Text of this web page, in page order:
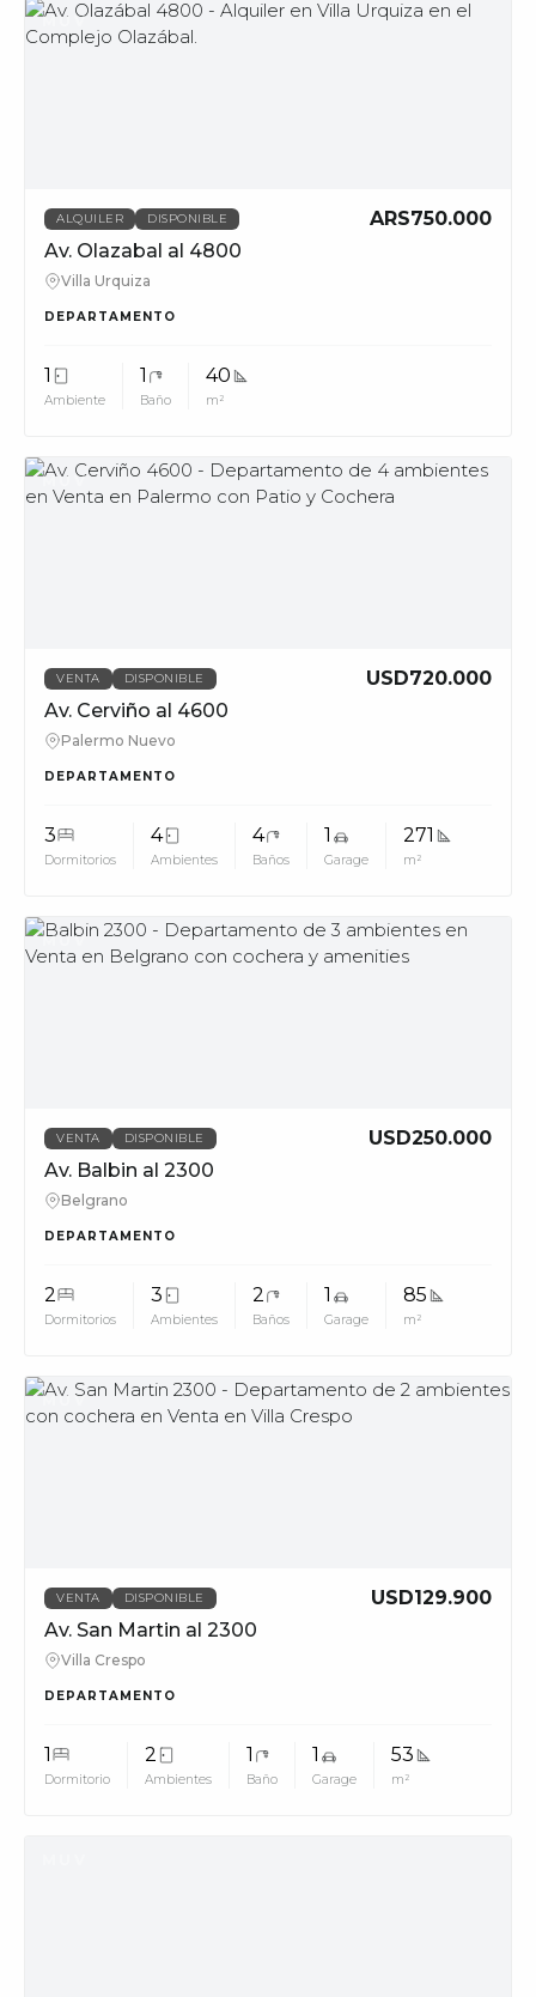
MUV
ALQUILER DISPONIBLE
ARS750.000
Av. Olazabal al 4800
Villa Urquiza
DEPARTAMENTO
1
Ambiente
1
Baño
40
m²
MUV
VENTA DISPONIBLE
USD720.000
Av. Cerviño al 4600
Palermo Nuevo
DEPARTAMENTO
3
Dormitorios
4
Ambientes
4
Baños
1
Garage
271
m²
MUV
VENTA DISPONIBLE
USD250.000
Av. Balbin al 2300
Belgrano
DEPARTAMENTO
2
Dormitorios
3
Ambientes
2
Baños
1
Garage
85
m²
MUV
VENTA DISPONIBLE
USD129.900
Av. San Martin al 2300
Villa Crespo
DEPARTAMENTO
1
Dormitorio
2
Ambientes
1
Baño
1
Garage
53
m²